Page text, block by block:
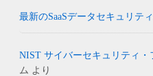
最新のSaaSデータセキュリテ
NIST サイバーセキュリティ
ム より